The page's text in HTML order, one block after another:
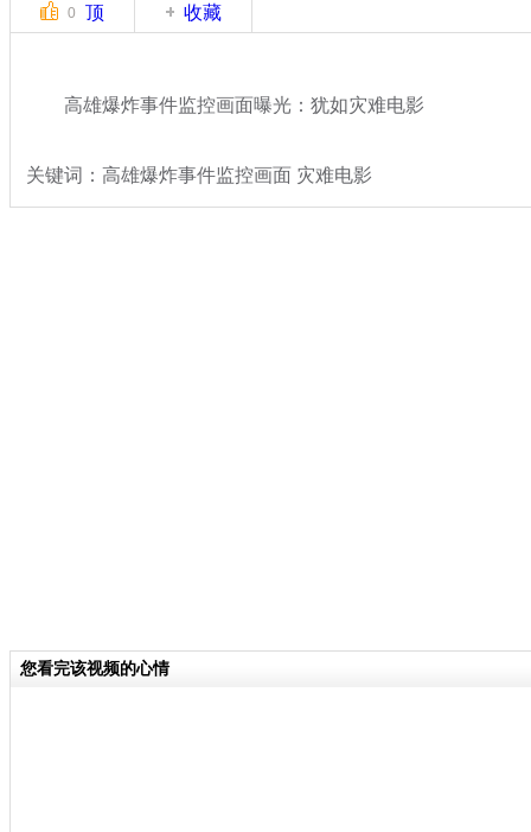
0 顶 收藏
高雄爆炸事件监控画面曝光：犹如灾难电影
关键词：高雄爆炸事件监控画面 灾难电影
您看完该视频的心情